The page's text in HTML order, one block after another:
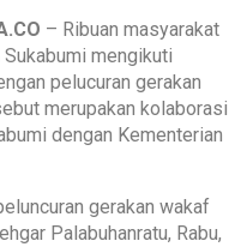
– Ribuan masyarakat
mengikuti
pelucuran gerakan
merupakan kolaborasi
dengan Kementerian
gerakan wakaf
Palabuhanratu, Rabu,